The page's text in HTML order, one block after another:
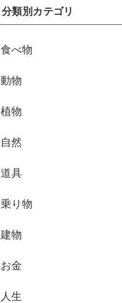
分類別カテゴリ
食べ物
動物
植物
自然
道具
乗り物
建物
お金
人生